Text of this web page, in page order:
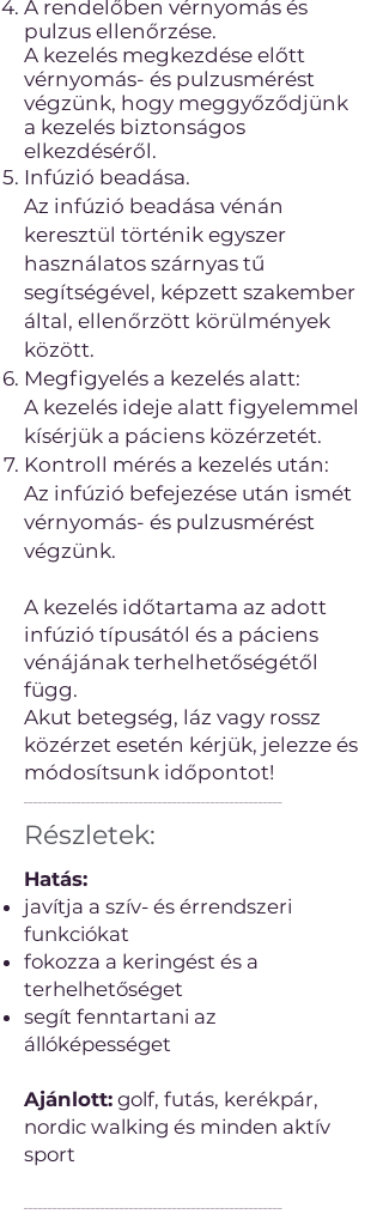
A rendelőben vérnyomás és
pulzus ellenőrzése.
A kezelés megkezdése előtt
vérnyomás- és pulzusmérést
végzünk, hogy meggyőződjünk
a kezelés biztonságos
elkezdéséről.
Infúzió beadása.
Az infúzió beadása vénán
keresztül történik egyszer
használatos szárnyas tű
segítségével, képzett szakember
által, ellenőrzött körülmények
között.
Megfigyelés a kezelés alatt:
A kezelés ideje alatt figyelemmel
kísérjük a páciens közérzetét.
Kontroll mérés a kezelés után:
Az infúzió befejezése után ismét
vérnyomás- és pulzusmérést
végzünk.
A kezelés időtartama az adott
infúzió típusától és a páciens
vénájának terhelhetőségétől
függ.
Akut betegség, láz vagy rossz
közérzet esetén kérjük, jelezze és
módosítsunk időpontot!
──────────────────────────────────────────────────────
Részletek:
Hatás:
javítja a szív- és érrendszeri
funkciókat
fokozza a keringést és a
terhelhetőséget
segít fenntartani az
állóképességet
Ajánlott: golf, futás, kerékpár,
nordic walking és minden aktív
sport
──────────────────────────────────────────────────────